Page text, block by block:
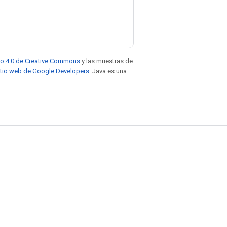
4.0 de Creative Commons y las muestras de
web de Google Developers . Java es una